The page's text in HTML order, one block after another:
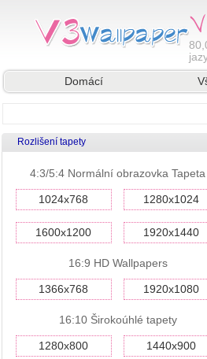
Domácí
Rozlišení tapety
4:3/5:4 Normální obrazovka Tapeta
1024x768 1280x1024
1600x1200 1920x1440
16:9 HD Wallpapers
1366x768 1920x1080
16:10 Širokoúhlé tapety
1280x800 1440x900